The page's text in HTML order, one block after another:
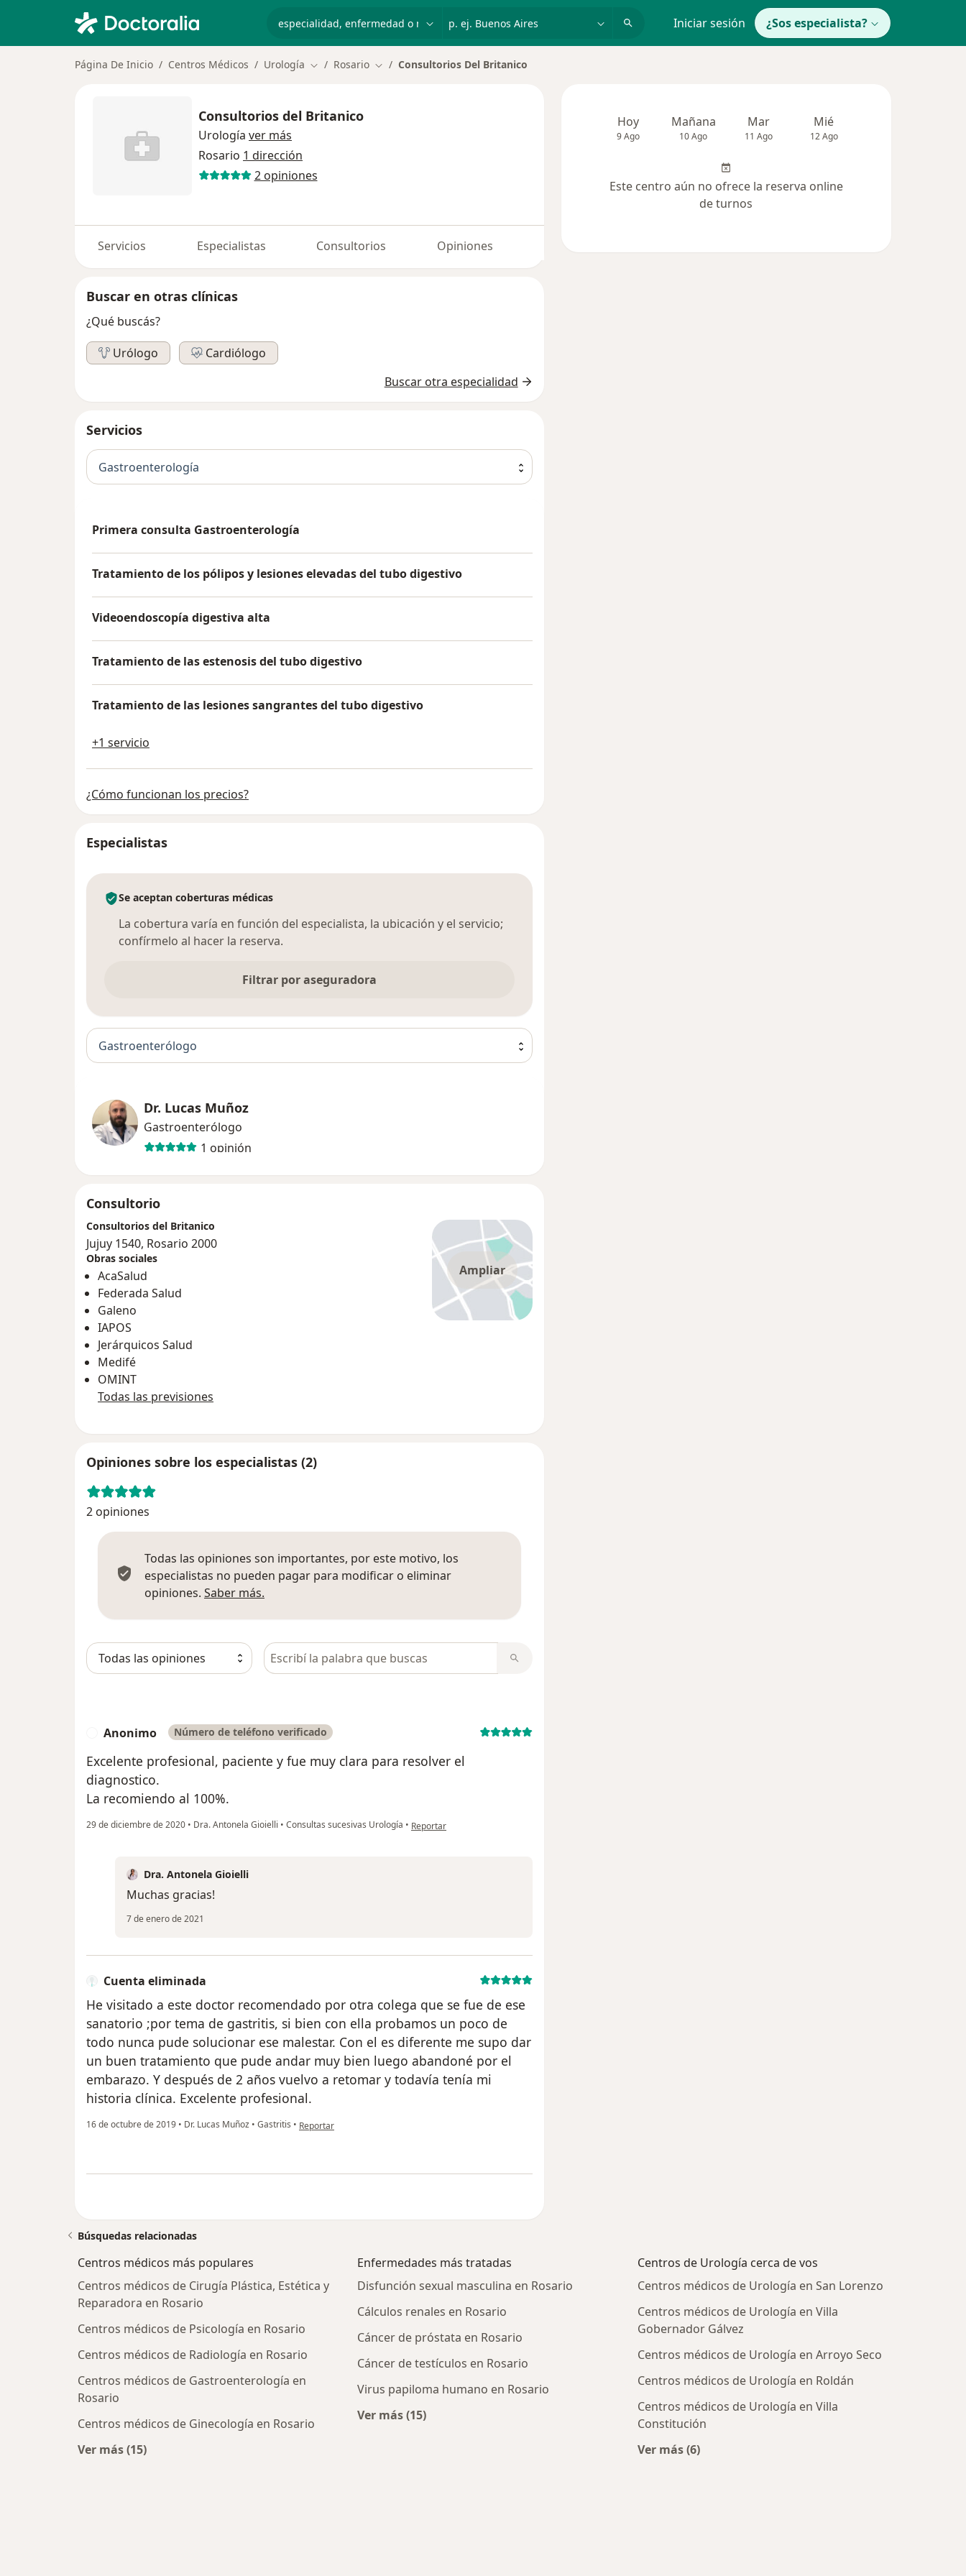
Iniciar sesión ¿Sos especialista?
Página De Inicio Centros Médicos Urología Cambiar de ciudad
Rosario Cambiar de ciudad
Consultorios Del Britanico
Consultorios del Britanico
Urología ver más
Rosario 1 dirección
2 opiniones
Servicios Especialistas Consultorios Opiniones
Buscar en otras clínicas
¿Qué buscás?
Urólogo
Cardiólogo
Buscar otra especialidad
Servicios
Gastroenterología
Primera consulta Gastroenterología
Tratamiento de los pólipos y lesiones elevadas del tubo digestivo
Videoendoscopía digestiva alta
Tratamiento de las estenosis del tubo digestivo
Tratamiento de las lesiones sangrantes del tubo digestivo
+1 servicio
¿Cómo funcionan los precios?
Especialistas
Se aceptan coberturas médicas
La cobertura varía en función del especialista, la ubicación y el servicio;
confírmelo al hacer la reserva.
Filtrar por aseguradora
Gastroenterólogo
Dr. Lucas Muñoz
Gastroenterólogo
1 opinión
Consultorio
Ampliar
Consultorios del Britanico
Jujuy 1540, Rosario 2000
Obras sociales
AcaSalud
Federada Salud
Galeno
IAPOS
Jerárquicos Salud
Medifé
OMINT
Todas las previsiones
Opiniones sobre los especialistas (2)
2 opiniones
Todas las opiniones son importantes, por este motivo, los
especialistas no pueden pagar para modificar o eliminar
opiniones. Saber más.
Busca en opiniones
Anonimo Número de teléfono verificado
Excelente profesional, paciente y fue muy clara para resolver el
diagnostico.
La recomiendo al 100%.
29 de diciembre de 2020 • Dra. Antonela Gioielli • Consultas sucesivas Urología • en opinión del usuario Anonimo
Reportar
Dra. Antonela Gioielli
Muchas gracias!
7 de enero de 2021
Cuenta eliminada
He visitado a este doctor recomendado por otra colega que se fue de ese
sanatorio ;por tema de gastritis, si bien con ella probamos un poco de
todo nunca pude solucionar ese malestar. Con el es diferente me supo dar
un buen tratamiento que pude andar muy bien luego abandoné por el
embarazo. Y después de 2 años vuelvo a retomar y todavía tenía mi
historia clínica. Excelente profesional.
16 de octubre de 2019 • Dr. Lucas Muñoz • Gastritis • en opinión del usuario Cuenta eliminada
Reportar
Hoy
9 Ago
Mañana
10 Ago
Mar
11 Ago
Mié
12 Ago
Este centro aún no ofrece la reserva online
de turnos
Búsquedas relacionadas
Centros médicos más populares
Centros médicos de Cirugía Plástica, Estética y
Reparadora en Rosario
Centros médicos de Psicología en Rosario
Centros médicos de Radiología en Rosario
Centros médicos de Gastroenterología en
Rosario
Centros médicos de Ginecología en Rosario
Ver más (15)
Enfermedades más tratadas
Disfunción sexual masculina en Rosario
Cálculos renales en Rosario
Cáncer de próstata en Rosario
Cáncer de testículos en Rosario
Virus papiloma humano en Rosario
Ver más (15)
Más en esta categoría: Enfermedades más tratadas
Centros de Urología cerca de vos
Centros médicos de Urología en San Lorenzo
Centros médicos de Urología en Villa
Gobernador Gálvez
Centros médicos de Urología en Arroyo Seco
Centros médicos de Urología en Roldán
Centros médicos de Urología en Villa
Constitución
Ver más (6)